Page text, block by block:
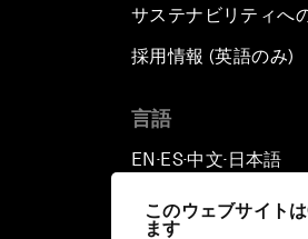
このウェブサイト
ます
サステナビリティへ
採用情報 (英語のみ)
言語
EN ▪ ES▪中文▪ 日本語